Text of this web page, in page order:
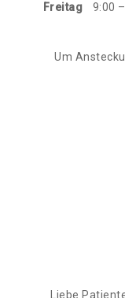
Freitag 9:00
Um
Liebe